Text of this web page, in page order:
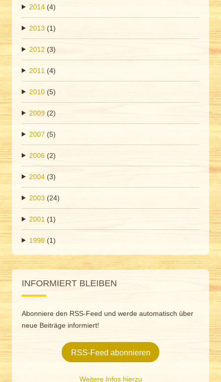
2014 (4)
2013 (1)
2012 (3)
2011 (4)
2010 (5)
2009 (2)
2007 (5)
2006 (2)
2004 (3)
2003 (24)
2001 (1)
1998 (1)
INFORMIERT BLEIBEN
Abonniere den RSS-Feed und werde automatisch über
neue Beiträge informiert!
RSS-Feed abonnieren
Weitere Infos hierzu